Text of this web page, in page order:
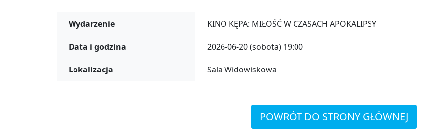
Wydarzenie KINO KĘPA: MIŁOŚĆ W CZASACH APOKALIPSY
Data i godzina 2026-06-20 (sobota) 19:00
Lokalizacja Sala Widowiskowa
POWRÓT DO STRONY GŁÓWNEJ